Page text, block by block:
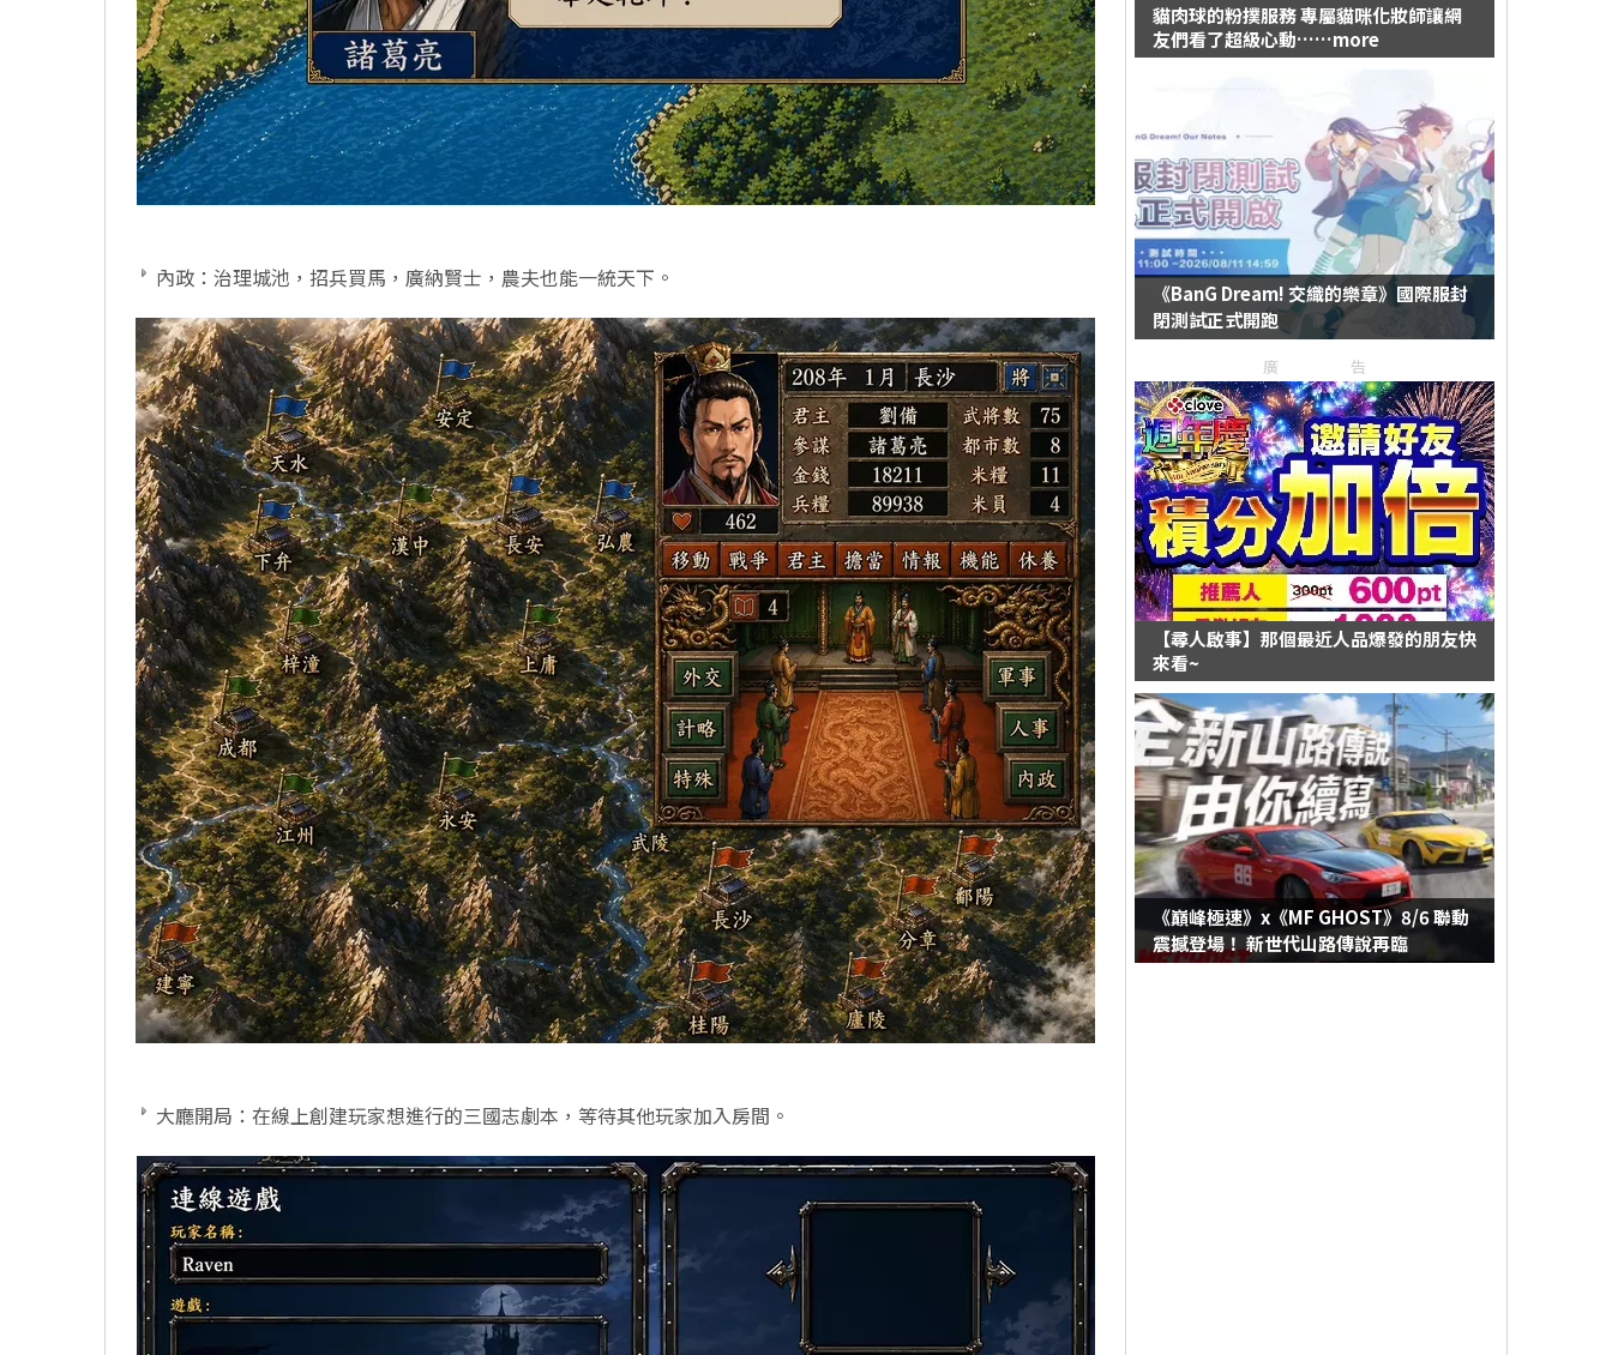
內政：治理城池，招兵買馬，廣納賢士，農夫也能一統天下。
大廳開局：在線上創建玩家想進行的三國志劇本，等待其他玩家加入房間。
貓肉球的粉撲服務 專屬貓咪化妝師讓網
友們看了超級心動……more
《BanG Dream! 交織的樂章》國際服封
閉測試正式開跑
廣告
【尋人啟事】那個最近人品爆發的朋友快
來看~
《巔峰極速》x《MF GHOST》8/6 聯動
震撼登場！ 新世代山路傳說再臨